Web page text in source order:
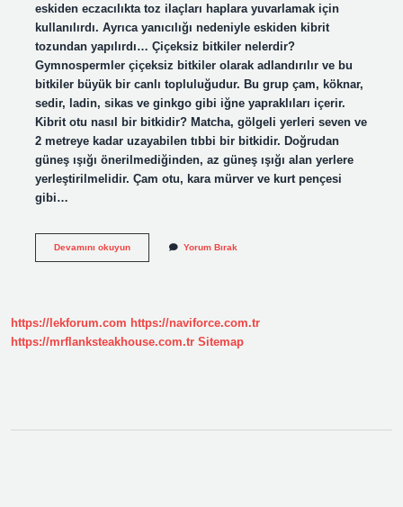
eskiden eczacılıkta toz ilaçları haplara yuvarlamak için
kullanılırdı. Ayrıca yanıcılığı nedeniyle eskiden kibrit
tozundan yapılırdı… Çiçeksiz bitkiler nelerdir?
Gymnospermler çiçeksiz bitkiler olarak adlandırılır ve bu
bitkiler büyük bir canlı topluluğudur. Bu grup çam, köknar,
sedir, ladin, sikas ve ginkgo gibi iğne yapraklıları içerir.
Kibrit otu nasıl bir bitkidir? Matcha, gölgeli yerleri seven ve
2 metreye kadar uzayabilen tıbbi bir bitkidir. Doğrudan
güneş ışığı önerilmediğinden, az güneş ışığı alan yerlere
yerleştirilmelidir. Çam otu, kara mürver ve kurt pençesi
gibi…
Devamını okuyunKibrit
Yorum Bırak
https://lekforum.com https://naviforce.com.tr
https://mrflanksteakhouse.com.tr Sitemap